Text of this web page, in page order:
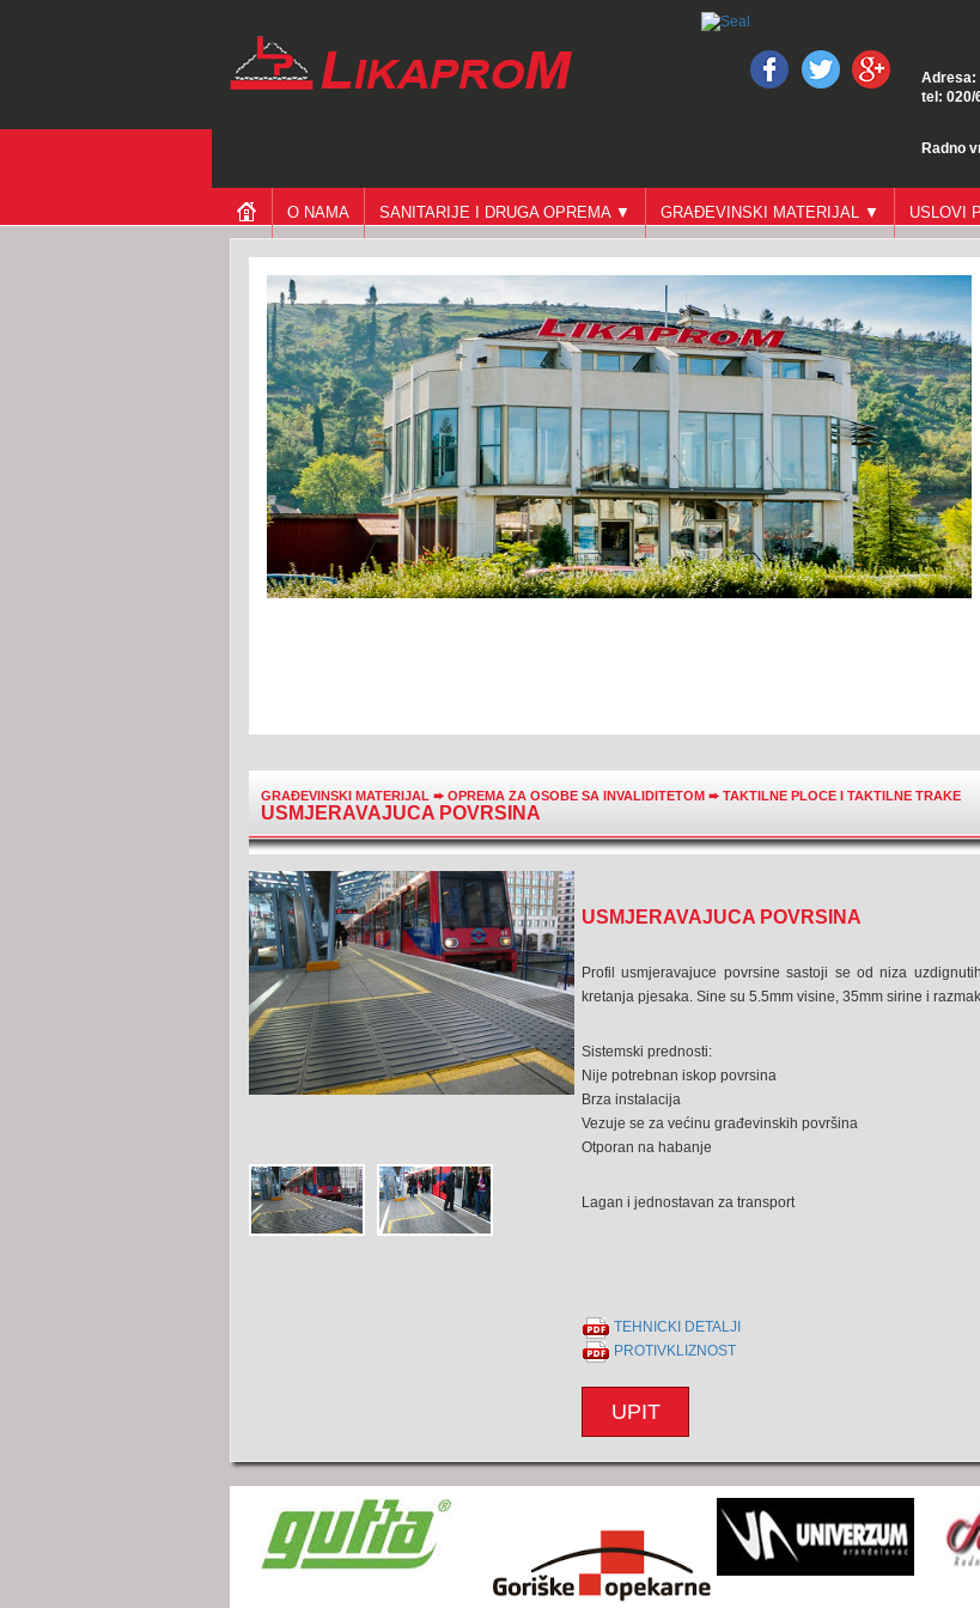
Adresa:
tel: 020/
Radno
O NAMA SANITARIJE I DRUGA OPREMA ▼ GRAĐEVINSKI MATERIJAL ▼ USLOVI
GRAĐEVINSKI MATERIJAL ➨OPREMA ZA OSOBE SA INVALIDITETOM ➨TAKTILNE PLOCE I TAKTILNE TRAKE
USMJERAVAJUCA POVRSINA
USMJERAVAJUCA POVRSINA
Profil usmjeravajuce povrsine sastoji se od niza
kretanja pjesaka. Sine su 5.5mm visine, 35mm sirine i
Sistemski prednosti:
Nije potrebnan iskop povrsina
Brza instalacija
Vezuje se za većinu građevinskih površina
Otporan na habanje
Lagan i jednostavan za transport
TEHNICKI DETALJI
PROTIVKLIZNOST
UPIT